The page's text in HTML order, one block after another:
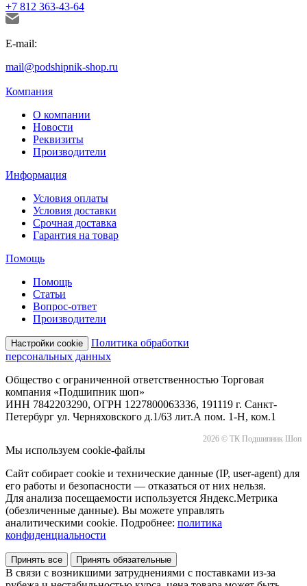
+7 812 363-43-64
E-mail:
mail@podshipnik-shop.ru
Компания
О компании
Новости
Реквизиты
Производители
Информация
Условия оплаты
Условия доставки
Срочная доставка
Гарантия на товар
Помощь
Помощь
Статьи
Вопрос-ответ
Производители
Настройки cookie
Политика обработки
персональных данных
Общество с ограниченной ответственностью Торговая
компания «Подшипник шоп»
ИНН 7842203290, ОГРН 1227800063336, 191119 г. Санкт-
Петербург ул. Черняховского д.1/63 лит.А пом. 1-Н, ком.1
2026 © ТК Подшипник Шоп
Мы используем cookie-файлы
Сайт собирает cookie и технические данные (IP, user-agent) для
его работы и безопасности — отказаться от них нельзя.
Для анализа посещаемости используется Яндекс.Метрика
(обезличенные данные). Вы можете управлять
аналитическими cookie. Подробнее: политика
конфиденциальности
Принять все Принять обязательные
В связи с возникшими затруднениями с поставками из-за